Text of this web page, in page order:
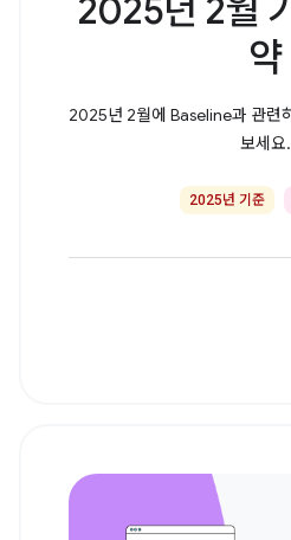
2025년 2월
약
2025년 2월에 Baseline과 관련
보세요.
2025년 기준